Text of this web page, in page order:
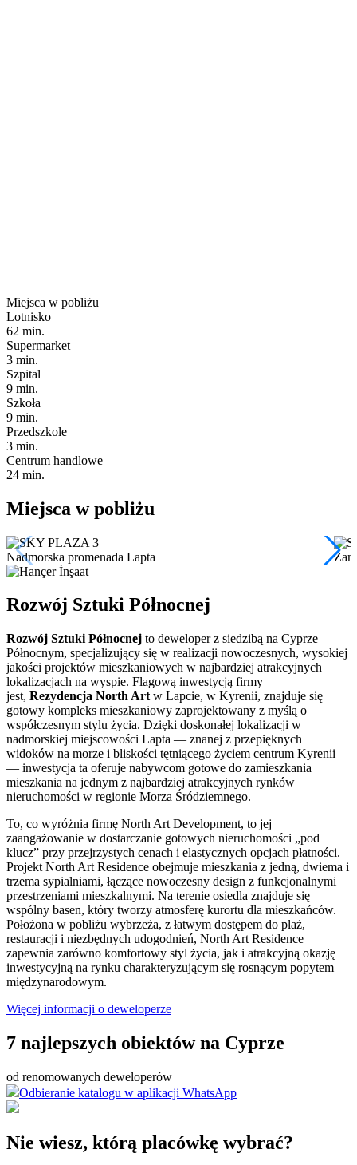
Miejsca w pobliżu
Lotnisko
62 min.
Supermarket
3 min.
Szpital
9 min.
Szkoła
9 min.
Przedszkole
3 min.
Centrum handlowe
24 min.
Miejsca w pobliżu
Nadmorska promenada Lapta
Rozwój Sztuki Północnej
Rozwój Sztuki Północnej to deweloper z siedzibą na Cyprze
Północnym, specjalizujący się w realizacji nowoczesnych, wysokiej
jakości projektów mieszkaniowych w najbardziej atrakcyjnych
lokalizacjach na wyspie. Flagową inwestycją firmy
jest, Rezydencja North Art w Lapcie, w Kyrenii, znajduje się
gotowy kompleks mieszkaniowy zaprojektowany z myślą o
współczesnym stylu życia. Dzięki doskonałej lokalizacji w
nadmorskiej miejscowości Lapta — znanej z przepięknych
widoków na morze i bliskości tętniącego życiem centrum Kyrenii
— inwestycja ta oferuje nabywcom gotowe do zamieszkania
mieszkania na jednym z najbardziej atrakcyjnych rynków
nieruchomości w regionie Morza Śródziemnego.
To, co wyróżnia firmę North Art Development, to jej
zaangażowanie w dostarczanie gotowych nieruchomości „pod
klucz” przy przejrzystych cenach i elastycznych opcjach płatności.
Projekt North Art Residence obejmuje mieszkania z jedną, dwiema i
trzema sypialniami, łączące nowoczesny design z funkcjonalnymi
przestrzeniami mieszkalnymi. Na terenie osiedla znajduje się
wspólny basen, który tworzy atmosferę kurortu dla mieszkańców.
Położona w pobliżu wybrzeża, z łatwym dostępem do plaż,
restauracji i niezbędnych udogodnień, North Art Residence
zapewnia zarówno komfortowy styl życia, jak i atrakcyjną okazję
inwestycyjną na rynku charakteryzującym się rosnącym popytem
międzynarodowym.
Więcej informacji o deweloperze
7 najlepszych obiektów na Cyprze
od renomowanych deweloperów
Odbieranie katalogu w aplikacji WhatsApp
Nie wiesz, którą placówkę wybrać?